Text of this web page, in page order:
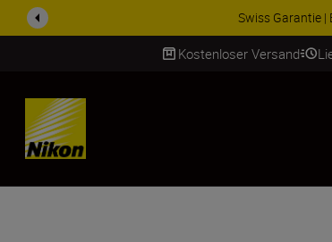
ZUBEHÖR
Kostenloser Versand
SKIP